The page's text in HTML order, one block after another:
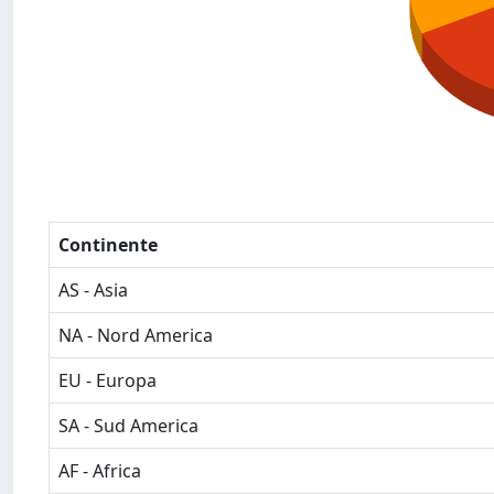
Continente
AS - Asia
NA - Nord America
EU - Europa
SA - Sud America
AF - Africa